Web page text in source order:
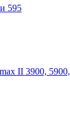
595
II 3900,